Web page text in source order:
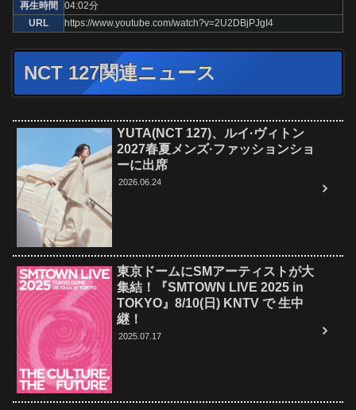
再生時間
04:02分
URL
https://www.youtube.com/watch?v=2U2DBjPJgI4
NCT 127関連ニュース
YUTA(NCT 127)、ルイ·ヴィトン
2027春夏メンズ·ファッションショ
ーに出席
2026.06.24
東京ドームにSMアーティストが大
集結！『SMTOWN LIVE 2025 in
TOKYO』8/10(日) KNTV で 生中
継！
2025.07.17